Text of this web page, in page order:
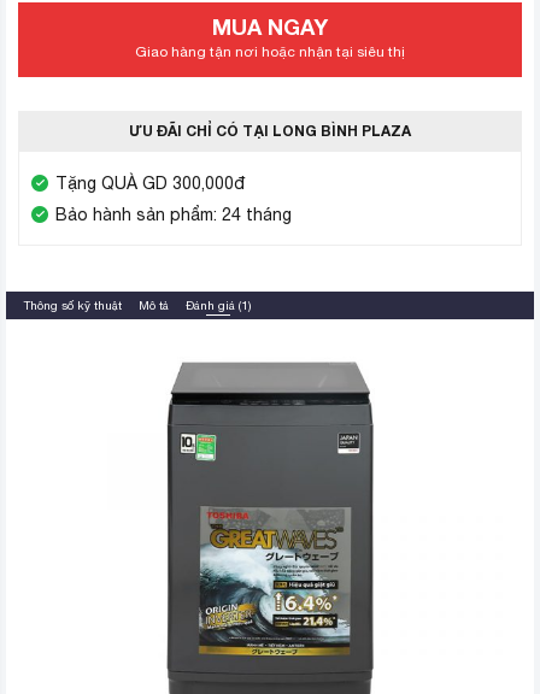
MUA NGAY
Giao hàng tận nơi hoặc nhận tại siêu thị
ƯU ĐÃI CHỈ CÓ TẠI LONG BÌNH PLAZA
Tặng QUÀ GD 300,000đ
Bảo hành sản phẩm: 24 tháng
Thông số kỹ thuật Mô tả Đánh giá (1)